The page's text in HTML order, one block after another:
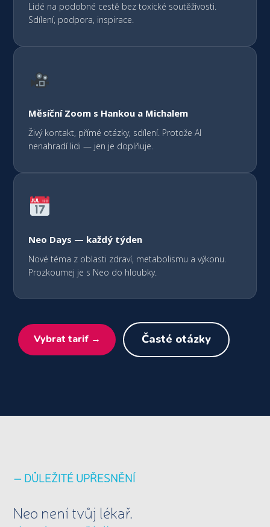
Lidé na podobné cestě bez toxické soutěživosti.
Sdílení, podpora, inspirace.
Měsíční Zoom s Hankou a Michalem
Živý kontakt, přímé otázky, sdílení. Protože AI
nenahradí lidi — jen je doplňuje.
Neo Days — každý týden
Nové téma z oblasti zdraví, metabolismu a výkonu.
Prozkoumej je s Neo do hloubky.
Vybrat tarif → Časté otázky
— DŮLEŽITÉ UPŘESNĚNÍ
Neo není tvůj lékař.